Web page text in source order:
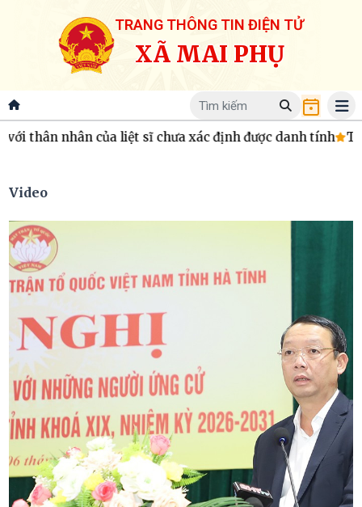
TRANG THÔNG TIN ĐIỆN TỬ
XÃ MAI PHỤ
của liệt sĩ chưa xác định được danh tính Thôn Gia Mỹ
Video